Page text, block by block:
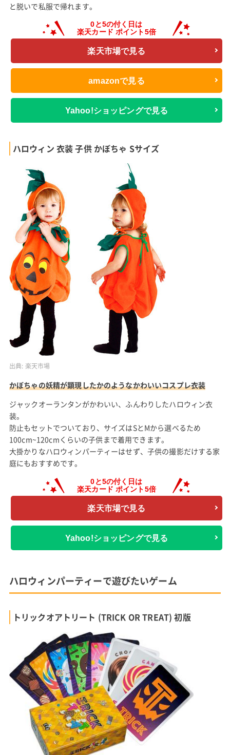
と脱いで私服で帰れます。
楽天市場で見る
amazonで見る
Yahoo!ショッピングで見る
ハロウィン 衣装 子供 かぼちゃ Sサイズ
出典: 楽天市場
かぼちゃの妖精が顕現したかのようなかわいいコスプレ衣装
ジャックオーランタンがかわいい、ふんわりしたハロウィン衣
装。
防止もセットでついており、サイズはSとMから選べるため
100cm~120cmくらいの子供まで着用できます。
大掛かりなハロウィンパーティーはせず、子供の撮影だけする家
庭にもおすすめです。
楽天市場で見る
Yahoo!ショッピングで見る
ハロウィンパーティーで遊びたいゲーム
トリックオアトリート (TRICK OR TREAT) 初版